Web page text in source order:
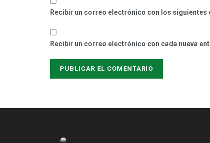
Recibir un correo electrónico con los siguientes
Recibir un correo electrónico con cada nueva